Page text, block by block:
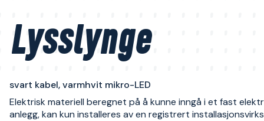
Lysslynge
svart kabel, varmhvit mikro-LED
Elektrisk materiell beregnet på å kunne inngå i et fast
anlegg, kan kun installeres av en registrert